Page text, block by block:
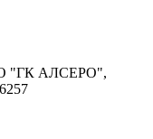
"ГК АЛСЕРО",